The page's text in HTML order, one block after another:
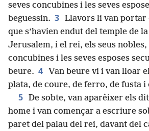
seves concubines i les seves
beguessin. 3 Llavors li van portar
que s’havien endut del temple de
Jerusalem, i el rei, els seus nobles,
concubines i les seves esposes
beure. 4
Van beure vi i van lloar
plata, de coure, de ferro, de fusta i
5 De sobte, van aparèixer els
home i van començar a escriure
paret del palau del rei, davant del